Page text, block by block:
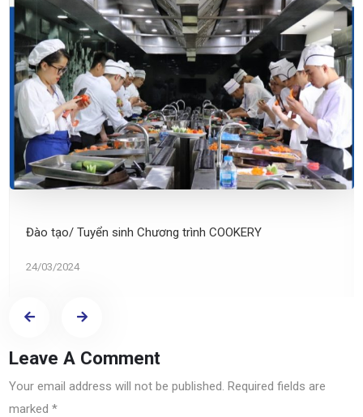
Đào tạo/ Tuyển sinh Chương trình COOKERY
24/03/2024
Leave A Comment
Your email address will not be published. Required fields are
marked*